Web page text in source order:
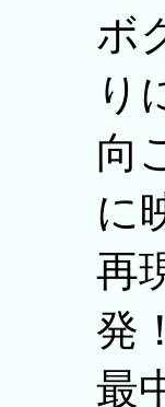
ボ
り
向
に
再
発
最